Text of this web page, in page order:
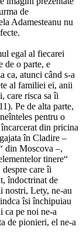
de
Adamesteanu nu
egal al fiecarei
de o parte, e
ca, atunci când s-a
al familiei ei, anii
care risca sa îi
Pe de alta parte,
pentru o
din pricina
în Cladire –
din Moscova –,
tinere“
care îi
îndoctrinat de
nostri, Lety, ne-au
îsi închipuiau
ca pe noi ne-a
de pionieri, el ne-a